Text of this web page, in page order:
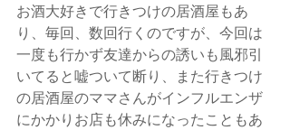
お酒大好きで行きつけの居酒屋もあ
り、毎回、数回行くのですが、今回は
一度も行かず友達からの誘いも風邪引
いてると嘘ついて断り、また行きつけ
の居酒屋のママさんがインフルエンザ
にかかりお店も休みになったこともあ